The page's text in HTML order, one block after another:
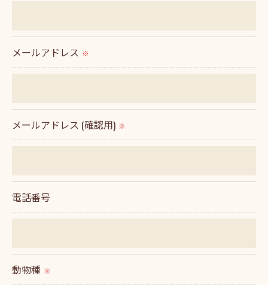
予めご了承ください。
いて＞
当社では、お客様の個人情報の開示･訂正･削除・利
メールアドレス ※
メールアドレス (確認用) ※
電話番号
動物種 ※